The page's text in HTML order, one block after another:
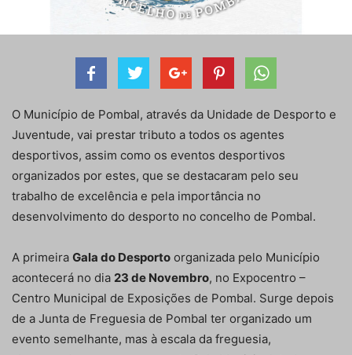
O Município de Pombal, através da Unidade de Desporto e
Juventude, vai prestar tributo a todos os agentes
desportivos, assim como os eventos desportivos
organizados por estes, que se destacaram pelo seu
trabalho de excelência e pela importância no
desenvolvimento do desporto no concelho de Pombal.
A primeira Gala do Desporto organizada pelo Município
acontecerá no dia 23 de Novembro, no Expocentro –
Centro Municipal de Exposições de Pombal. Surge depois
de a Junta de Freguesia de Pombal ter organizado um
evento semelhante, mas à escala da freguesia,